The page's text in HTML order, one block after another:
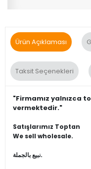
Ürün Açıklaması
Taksit Seçenekleri
"Firmamız yalnızca
vermektedir."
Satışlarımız Toptan
We sell wholesale.
نبيع بالجملة.